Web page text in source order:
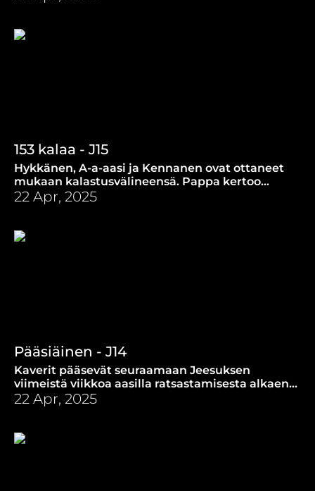
153 kalaa - J15
Hykkänen, A-a-aasi ja Kennanen ovat ottaneet
mukaan kalastusvälineensä. Pappa kertoo
opetuslasten kalasaaliista.
22 Apr, 2025
Pääsiäinen - J14
Kaverit pääsevät seuraamaan Jeesuksen
viimeistä viikkoa aasilla ratsastamisesta alkaen
aina tyhjän haudan äärelle asti.
22 Apr, 2025